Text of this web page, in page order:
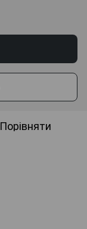
Порівняти